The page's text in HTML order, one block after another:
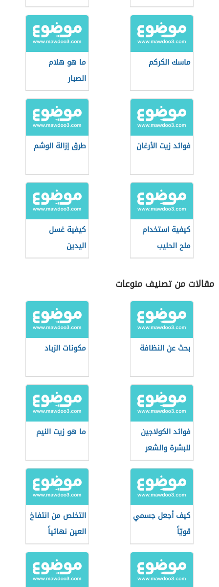
ماسك الكركم
ما هو هلام
الصبار
فوائد زيت الأرغان طرق إزالة الوشم
كيفية استخدام
ملح الحليب
كيفية غسل
اليدين
مقالات من تصنيف منوعات
بحث عن النظافة مكونات الزباد
فوائد الكولاجين
للبشرة والشعر
ما هو زيت النيم
كيف أجعل جسمي
قويّاً
التخلص من انتفاخ
العين نهائياً